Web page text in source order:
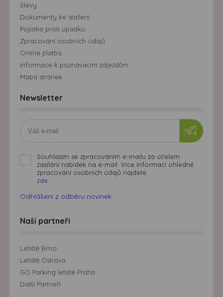
Slevy
Dokumenty ke stažení
Pojistka proti úpadku
Zpracování osobních údajů
Online platba
Informace k poznávacím zájezdům
Mapa stránek
Newsletter
Souhlasím se zpracováním e-mailu za účelem
zasílání nabídek na e-mail. Více informací ohledně
zpracování osobních údajů najdete
zde.
Odhlášení z odběru novinek
Naši partneři
Letiště Brno
Letiště Ostrava
GO Parking letiště Praha
Další Partneři